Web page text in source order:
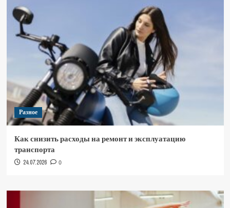
Разное
Как снизить расходы на ремонт и эксплуатацию
транспорта
24.07.2026 0